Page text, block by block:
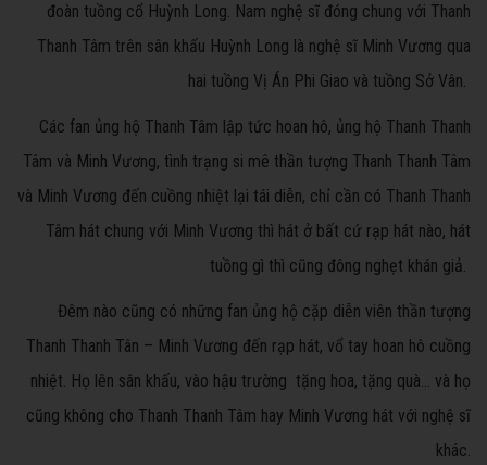
đoàn tuồng cổ Huỳnh Long. Nam nghệ sĩ đóng chung với Thanh
Thanh Tâm trên sân khấu Huỳnh Long là nghệ sĩ Minh Vương qua
hai tuồng Vị Án Phi Giao và tuồng Sở Vân.
Các fan ủng hộ Thanh Tâm lập tức hoan hô, ủng hộ Thanh Thanh
Tâm và Minh Vương, tình trạng si mê thần tượng Thanh Thanh Tâm
và Minh Vương đến cuồng nhiệt lại tái diễn, chỉ cần có Thanh Thanh
Tâm hát chung với Minh Vương thì hát ở bất cứ rạp hát nào, hát
tuồng gì thì cũng đông nghẹt khán giả.
Đêm nào cũng có những fan ủng hộ cặp diễn viên thần tượng
Thanh Thanh Tân – Minh Vương đến rạp hát, vổ tay hoan hô cuồng
nhiệt. Họ lên sân khấu, vào hậu trường tặng hoa, tặng quà… và họ
cũng không cho Thanh Thanh Tâm hay Minh Vương hát với nghệ sĩ
khác.